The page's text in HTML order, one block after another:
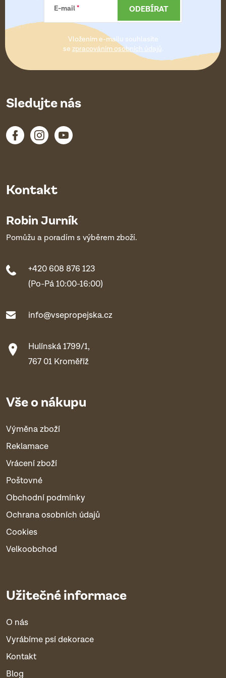
t
E-mail
Vložením e-mailu souhlasíte
se zpracováním osobních údajů.
ODEBÍRAT
Kontakt
Robin Jurník
Pomůžu a poradím s výběrem zboží.
+420 608 876 123
(Po-Pá 10:00-16:00)
info@vsepropejska.cz
Hulínská 1799/1,
767 01 Kroměříž
Vše o nákupu
Výměna zboží
Reklamace
Vrácení zboží
Poštovné
Obchodní podmínky
Ochrana osobních údajů
Cookies
Velkoobchod
Užitečné informace
O nás
Vyrábíme psí dekorace
Kontakt
Blog
Sledujte nás